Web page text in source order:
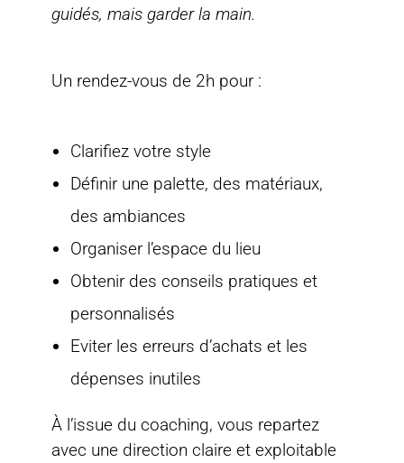
guidés, mais garder la main.
Un rendez-vous de 2h pour :
Clarifiez votre style
Définir une palette, des matériaux,
des ambiances
Organiser l’espace du lieu
Obtenir des conseils pratiques et
personnalisés
Eviter les erreurs d’achats et les
dépenses inutiles
À l’issue du coaching, vous repartez
avec une direction claire et exploitable